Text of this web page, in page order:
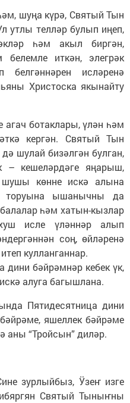
шуңа күрә, Святый Тын
утлы телләр булып иңеп,
һәм акыл биргән,
белемле иткән, элегрәк
белгәннәрен исләренә
Христоска якынайту
агач ботаклары, үлән һәм
кергән. Святый Тын
шулай бизәлгән булган,
– кешеләрдәге яңарыш,
көнне искә алына
торуына ышанычны да
һәм хатын-кызлар
исле үләннәр алып
соң, өйләренә
кулланганнар.
дини бәйрәмнәр кебек үк,
алуга багышлана.
Пятидесятница дини
яшеллек бәйрәме
аны “Тройсын” диләр.
зурлыйбыз, Ӱзеҥ изге
Святый Тыныҥны